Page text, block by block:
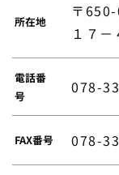
所在地
〒
１７－
電話番
号
078-
FAX番号 078-